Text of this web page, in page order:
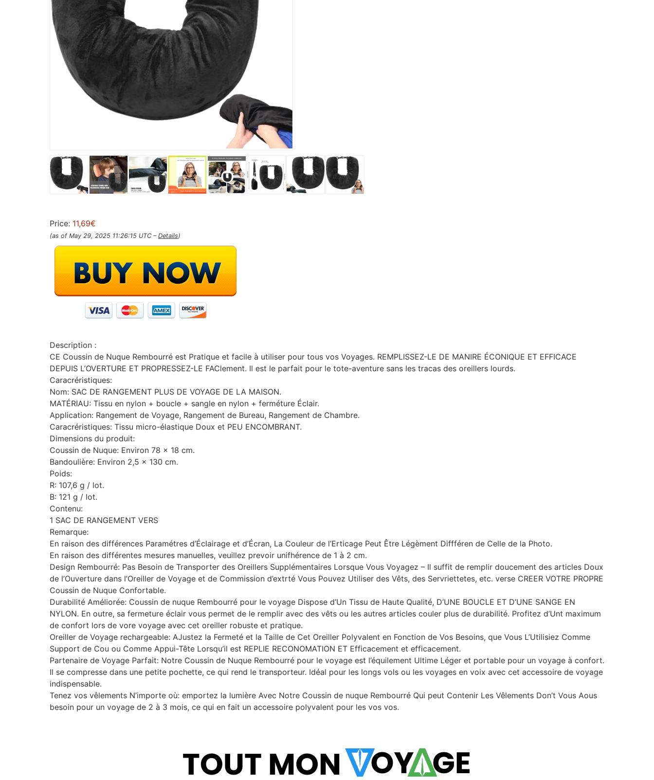
Price: 11,69€
(as of May 29, 2025 11:26:15 UTC – Details)
Description :
CE Coussin de Nuque Rembourré est Pratique et facile à utiliser pour tous vos Voyages. REMPLISSEZ-LE DE MANIRE ÉCONIQUE ET EFFICACE
DEPUIS L’OVERTURE ET PROPRESSEZ-LE FAClement. Il est le parfait pour le tote-aventure sans les tracas des oreillers lourds.
Caracréristiques:
Nom: SAC DE RANGEMENT PLUS DE VOYAGE DE LA MAISON.
MATÉRIAU: Tissu en nylon + boucle + sangle en nylon + ferméture Éclair.
Application: Rangement de Voyage, Rangement de Bureau, Rangement de Chambre.
Caracréristiques: Tissu micro-élastique Doux et PEU ENCOMBRANT.
Dimensions du produit:
Coussin de Nuque: Environ 78 x 18 cm.
Bandoulière: Environ 2,5 x 130 cm.
Poids:
R: 107,6 g / lot.
B: 121 g / lot.
Contenu:
1 SAC DE RANGEMENT VERS
Remarque:
En raison des différences Paramétres d’Éclairage et d’Écran, La Couleur de l’Erticage Peut Être Légèment Diffféren de Celle de la Photo.
En raison des différentes mesures manuelles, veuillez prevoir unifhérence de 1 à 2 cm.
Design Rembourré: Pas Besoin de Transporter des Oreillers Supplémentaires Lorsque Vous Voyagez – Il suffit de remplir doucement des articles Doux
de l’Ouverture dans l’Oreiller de Voyage et de Commission d’extrté Vous Pouvez Utiliser des Vêts, des Servriettetes, etc. verse CREER VOTRE PROPRE
Coussin de Nuque Confortable.
Durabilité Améliorée: Coussin de nuque Rembourré pour le voyage Dispose d’Un Tissu de Haute Qualité, D’UNE BOUCLE ET D’UNE SANGE EN
NYLON. En outre, sa fermeture éclair vous permet de le remplir avec des vêts ou les autres articles couler plus de durabilité. Profitez d’Unt maximum
de confort lors de vore voyage avec cet oreiller robuste et pratique.
Oreiller de Voyage rechargeable: AJustez la Fermeté et la Taille de Cet Oreiller Polyvalent en Fonction de Vos Besoins, que Vous L’Utilisiez Comme
Support de Cou ou Comme Appui-Tête Lorsqu’il est REPLIE RECONOMATION ET Efficacement et efficacement.
Partenaire de Voyage Parfait: Notre Coussin de Nuque Rembourré pour le voyage est l’équilement Ultime Léger et portable pour un voyage à confort.
Il se compresse dans une petite pochette, ce qui rend le transporteur. Idéal pour les longs vols ou les voyages en voix avec cet accessoire de voyage
indispensable.
Tenez vos vêlements N’importe où: emportez la lumière Avec Notre Coussin de nuque Rembourré Qui peut Contenir Les Vêlements Don’t Vous Aous
besoin pour un voyage de 2 à 3 mois, ce qui en fait un accessoire polyvalent pour les vos vos.